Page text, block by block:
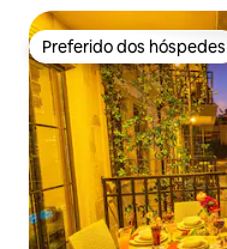
Preferido dos hóspedes
Preferido dos hóspedes